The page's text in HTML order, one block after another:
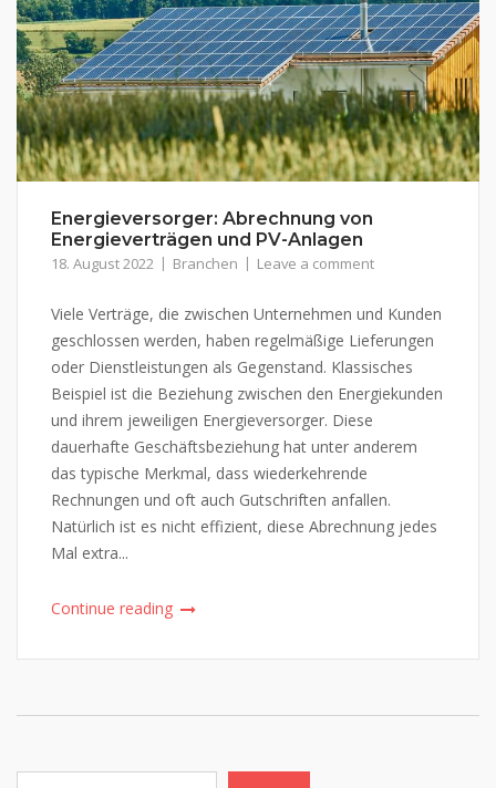
Energieversorger: Abrechnung von
Energieverträgen und PV-Anlagen
18. August 2022 Branchen Leave a comment
Viele Verträge, die zwischen Unternehmen und Kunden
geschlossen werden, haben regelmäßige Lieferungen
oder Dienstleistungen als Gegenstand. Klassisches
Beispiel ist die Beziehung zwischen den Energiekunden
und ihrem jeweiligen Energieversorger. Diese
dauerhafte Geschäftsbeziehung hat unter anderem
das typische Merkmal, dass wiederkehrende
Rechnungen und oft auch Gutschriften anfallen.
Natürlich ist es nicht effizient, diese Abrechnung jedes
Mal extra...
Continue reading